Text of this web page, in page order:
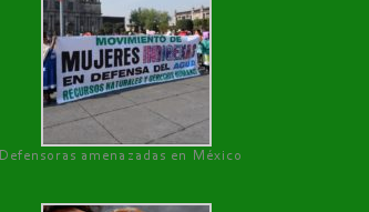
Defensoras amenazadas en México